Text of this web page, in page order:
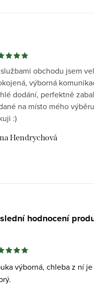
obchodu jsem
výborná
dodání, perfektně
na místo mého
:)
Hendrychová
hodnocení
výborná, chleba z ní